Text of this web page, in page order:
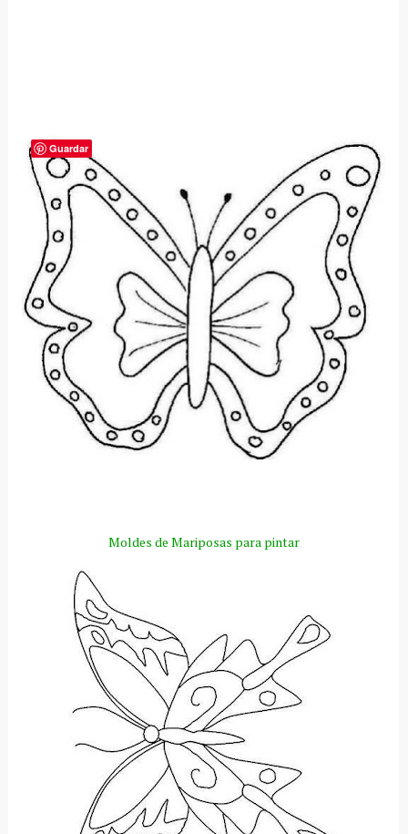
Moldes de Mariposas para pintar
Guardar